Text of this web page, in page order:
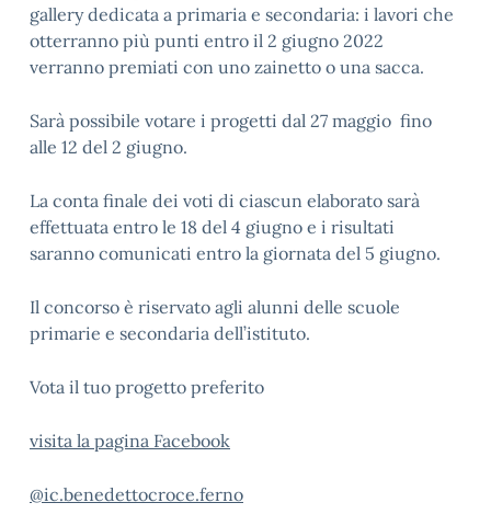
gallery dedicata a primaria e secondaria: i lavori che
otterranno più punti entro il 2 giugno 2022
verranno premiati con uno zainetto o una sacca.
Sarà possibile votare i progetti dal 27 maggio fino
alle 12 del 2 giugno.
La conta finale dei voti di ciascun elaborato sarà
effettuata entro le 18 del 4 giugno e i risultati
saranno comunicati entro la giornata del 5 giugno.
Il concorso è riservato agli alunni delle scuole
primarie e secondaria dell’istituto.
Vota il tuo progetto preferito
visita la pagina Facebook
@ic.benedettocroce.ferno